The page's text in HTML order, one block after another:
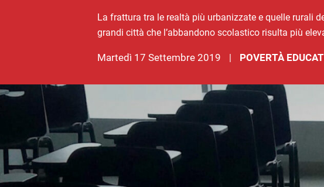
La frattura tra le realtà più urbanizzate e quelle rurali
grandi città che l’abbandono scolastico risulta più
martedì 17 Settembre 2019 | POVERTÀ